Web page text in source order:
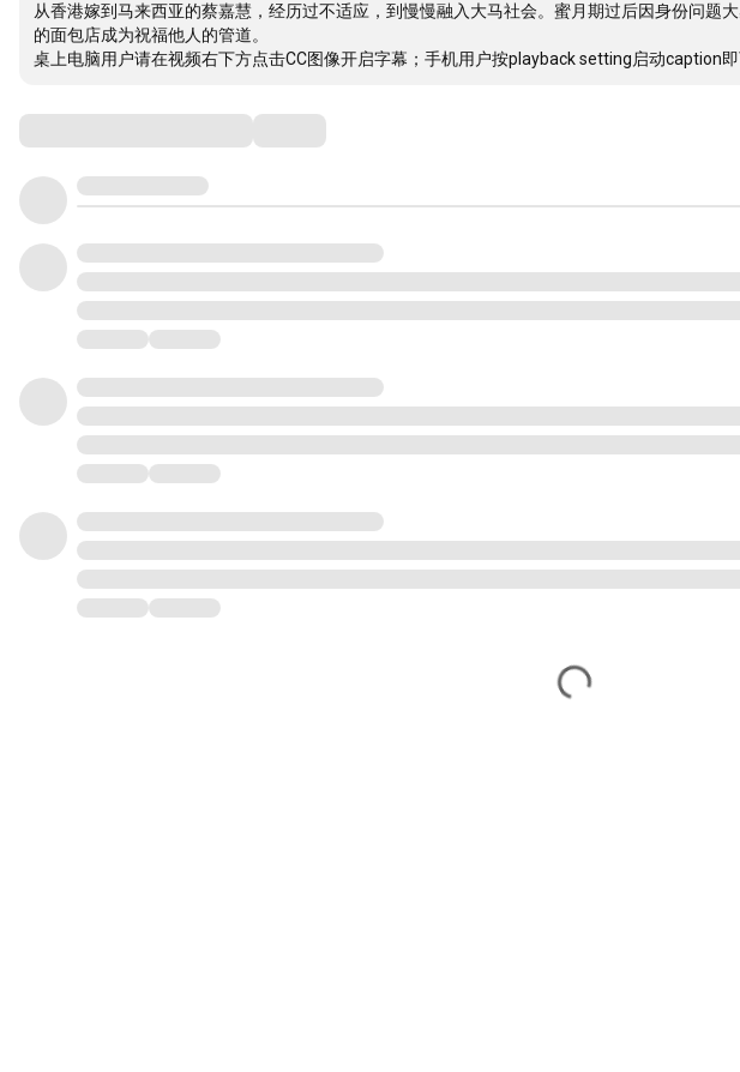
从香港嫁到马来西亚的蔡嘉慧，经历过不适应，到慢慢融入大马社会。蜜月期过后因身份问题
的面包店成为祝福他人的管道。
桌上电脑用户请在视频右下方点击CC图像开启字幕；手机用户按playback setting启动caption即